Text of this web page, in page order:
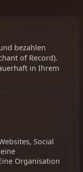
bezahlen
of Record).
in Ihrem
Social
Organisation